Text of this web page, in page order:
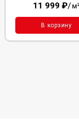
11 999 ₽/
В корзину